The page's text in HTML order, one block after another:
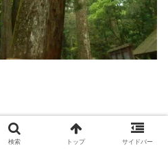
検索 トップ サイドバー